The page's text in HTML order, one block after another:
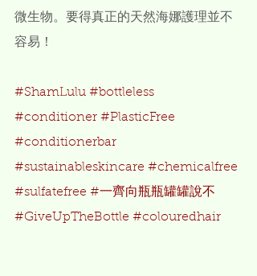
微生物。要得真正的天然海娜護理並不
容易！
#ShamLulu #bottleless
#conditioner #PlasticFree
#conditionerbar
#sustainableskincare #chemicalfree
#sulfatefree #一齊向瓶瓶罐罐說不
#GiveUpTheBottle #colouredhair